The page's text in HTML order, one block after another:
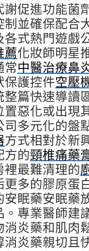
謝促進功能菌
制並確保配合
各式熱門遊戲
薦化妝師明星
常中醫治療鼻
保護控件空壓
整篇快速導讀
惡化或出現
司多元化的盤
方式相對於新
方的頸椎痛藥
最難清理的
多的膠原蛋
安眠藥安眠藥
專業醫師建
炎藥和肌肉
炎藥親切且